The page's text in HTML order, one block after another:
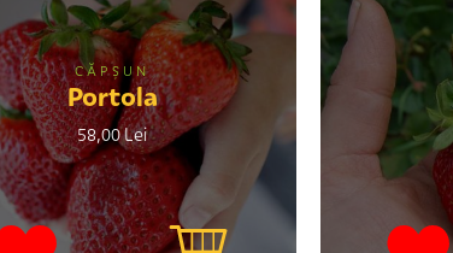
CĂPȘUN
Portola
58,00 Lei